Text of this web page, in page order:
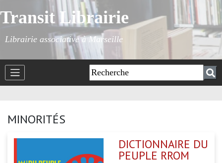
Transit Librairie
Librairie associative à Marseille
MINORITÉS
DICTIONNAIRE DU
PEUPLE RROM